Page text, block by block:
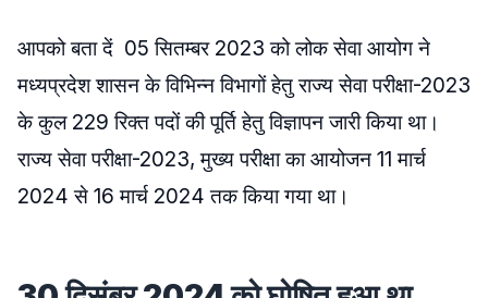
आपको बता दें 05 सितम्बर 2023 को लोक सेवा आयोग ने
मध्यप्रदेश शासन के विभिन्न विभागों हेतु राज्य सेवा परीक्षा-2023
के कुल 229 रिक्त पदों की पूर्ति हेतु विज्ञापन जारी किया था।
राज्य सेवा परीक्षा-2023, मुख्य परीक्षा का आयोजन 11 मार्च
2024 से 16 मार्च 2024 तक किया गया था।